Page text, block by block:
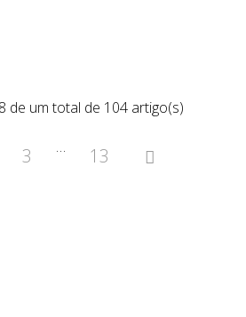
de um total de 104 artigo(s)
3 … 13 